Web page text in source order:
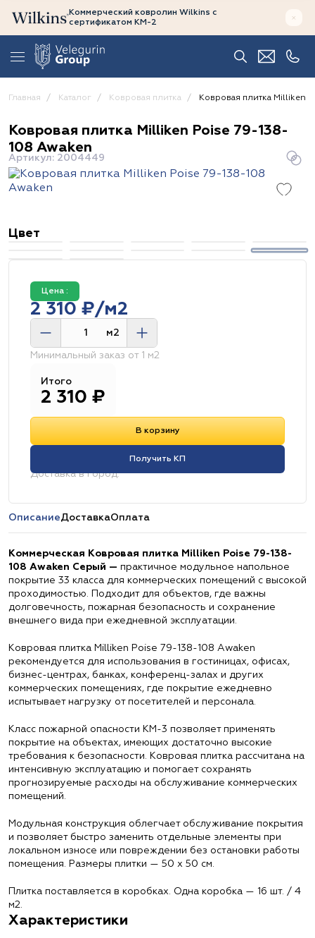
Коммерческий ковролин Wilkins с
сертификатом КМ-2
Главная Каталог Ковровая плитка Ковровая плитка Milliken
Ковровая плитка Milliken Poise 79-138-
108 Awaken
Артикул: 2004449
Цвет
Цена :
2 310 ₽/м2
м2
Минимальный заказ от 1 м2
Итого
2 310 ₽
В корзину
Получить КП
Доставка в город:
ОписаниеДоставкаОплата
Коммерческая Ковровая плитка Milliken Poise 79-138-
108 Awaken Серый — практичное модульное напольное
покрытие 33 класса для коммерческих помещений с высокой
проходимостью. Подходит для объектов, где важны
долговечность, пожарная безопасность и сохранение
внешнего вида при ежедневной эксплуатации.
Ковровая плитка Milliken Poise 79-138-108 Awaken
рекомендуется для использования в гостиницах, офисах,
бизнес-центрах, банках, конференц-залах и других
коммерческих помещениях, где покрытие ежедневно
испытывает нагрузку от посетителей и персонала.
Класс пожарной опасности КМ-3 позволяет применять
покрытие на объектах, имеющих достаточно высокие
требования к безопасности. Ковровая плитка рассчитана на
интенсивную эксплуатацию и помогает сохранять
прогнозируемые расходы на обслуживание коммерческих
помещений.
Модульная конструкция облегчает обслуживание покрытия
и позволяет быстро заменить отдельные элементы при
локальном износе или повреждении без остановки работы
помещения. Размеры плитки — 50 х 50 см.
Плитка поставляется в коробках. Одна коробка — 16 шт. / 4
м2.
Характеристики